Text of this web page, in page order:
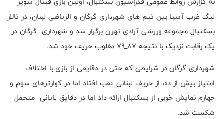
لیگ غرب آسیا بین تیم های شهرداری گرگان و الریاضی لبنان، در تالار
بسکتبال مجموعه ورزشی آزادی تهران برگزار شد و شهرداری گرگان در
یک رقابت نزدیک با نتیجه ۸۷_۷۹ مغلوب حریف خود شد.
شهرداری گرگان در شرایطی که حتی در دقایقی از بازی با اختلاف
امتیاز بیش از ده، از حریف لبنانی عقب افتاد اما در کوارترهای سوم و
چهارم نمایش خوبی از بسکتبال ارائه داد اما در دقایق پایانی متحمل
شکست شد.